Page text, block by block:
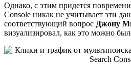
Однако, с этим придется
Console никак не учитывает эти
соответствующий вопрос Джону
визуализировал, как это можно